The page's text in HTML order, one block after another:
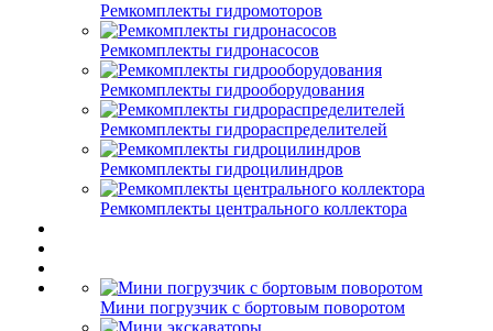
Ремкомплекты гидромоторов
Ремкомплекты гидронасосов
Ремкомплекты гидрооборудования
Ремкомплекты гидрораспределителей
Ремкомплекты гидроцилиндров
Ремкомплекты центрального коллектора
Мини погрузчик с бортовым поворотом